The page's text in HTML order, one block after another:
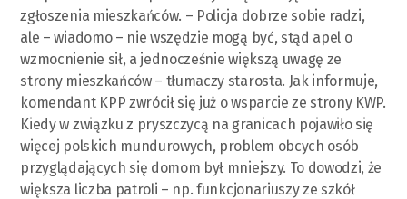
zgłoszenia mieszkańców. – Policja dobrze sobie radzi,
ale – wiadomo – nie wszędzie mogą być, stąd apel o
wzmocnienie sił, a jednocześnie większą uwagę ze
strony mieszkańców – tłumaczy starosta. Jak informuje,
komendant KPP zwrócił się już o wsparcie ze strony KWP.
Kiedy w związku z pryszczycą na granicach pojawiło się
więcej polskich mundurowych, problem obcych osób
przyglądających się domom był mniejszy. To dowodzi, że
większa liczba patroli – np. funkcjonariuszy ze szkół